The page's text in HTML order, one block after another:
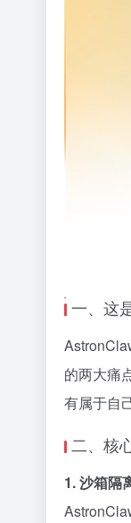
一、这
的两大痛
有属于自
二、核
1. 沙箱隔